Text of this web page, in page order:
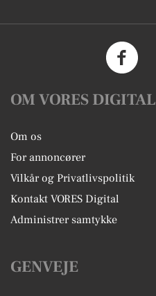
OM VORES DIGITAL
Om os
For annoncører
Vilkår og Privatlivspolitik
Kontakt VORES Digital
Administrer samtykke
GENVEJE